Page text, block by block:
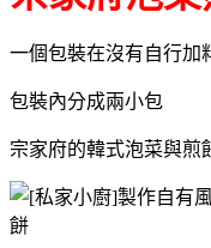
一個包裝在沒有自行加
包裝內分成兩小包
宗家府的韓式泡菜與煎